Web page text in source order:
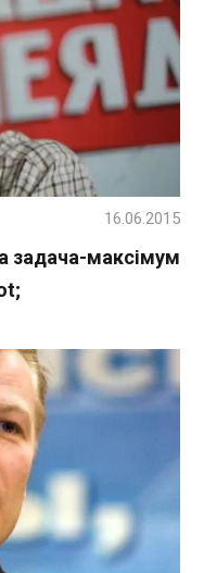
задача-максімум
16.06.2015